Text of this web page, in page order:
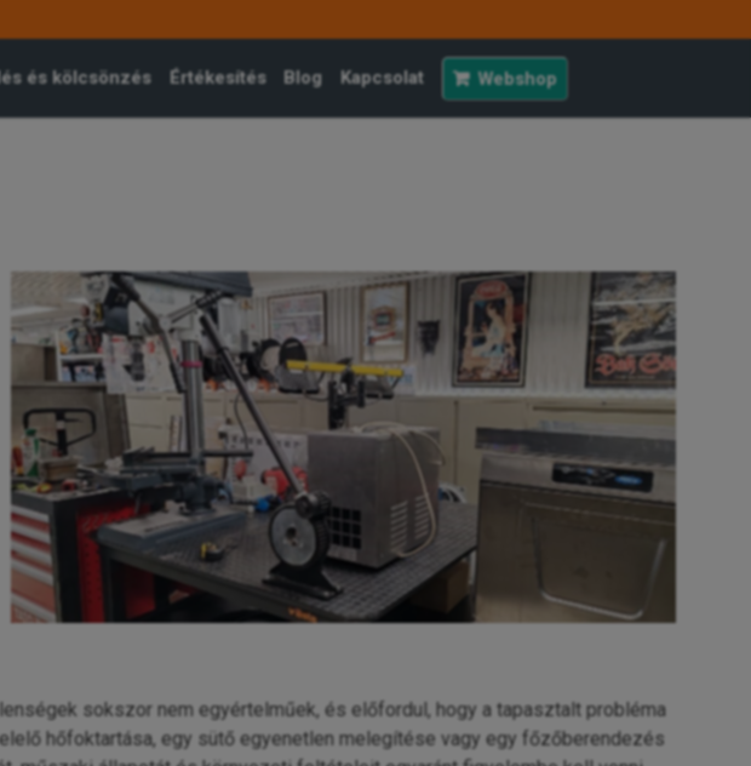
és kölcsönzés Értékesítés Blog Kapcsolat Webshop
sokszor nem egyértelműek, és előfordul, hogy a tapasztalt probléma
hőfoktartása, egy sütő egyenetlen melegítése vagy egy főzőberendezés